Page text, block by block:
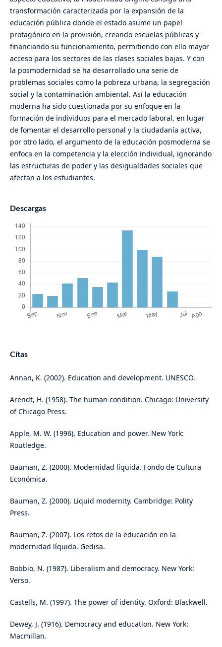
transformación caracterizada por la expansión de la
educación pública donde el estado asume un papel
protagónico en la provisión, creando escuelas públicas y
financiando su funcionamiento, permitiendo con ello mayor
acceso para los sectores de las clases sociales bajas. Y con
la posmodernidad se ha desarrollado una serie de
problemas sociales como la pobreza urbana, la segregación
social y la contaminación ambiental. Así la educación
moderna ha sido cuestionada por su enfoque en la
formación de individuos para el mercado laboral, en lugar
de fomentar el desarrollo personal y la ciudadanía activa,
por otro lado, el argumento de la educación posmoderna se
enfoca en la competencia y la elección individual, ignorando
las estructuras de poder y las desigualdades sociales que
afectan a los estudiantes.
Descargas
Citas
Annan, K. (2002). Education and development. UNESCO.
Arendt, H. (1958). The human condition. Chicago: University
of Chicago Press.
Apple, M. W. (1996). Education and power. New York:
Routledge.
Bauman, Z. (2000). Modernidad líquida. Fondo de Cultura
Económica.
Bauman, Z. (2000). Liquid modernity. Cambridge: Polity
Press.
Bauman, Z. (2007). Los retos de la educación en la
modernidad líquida. Gedisa.
Bobbio, N. (1987). Liberalism and democracy. New York:
Verso.
Castells, M. (1997). The power of identity. Oxford: Blackwell.
Dewey, J. (1916). Democracy and education. New York:
Macmillan.